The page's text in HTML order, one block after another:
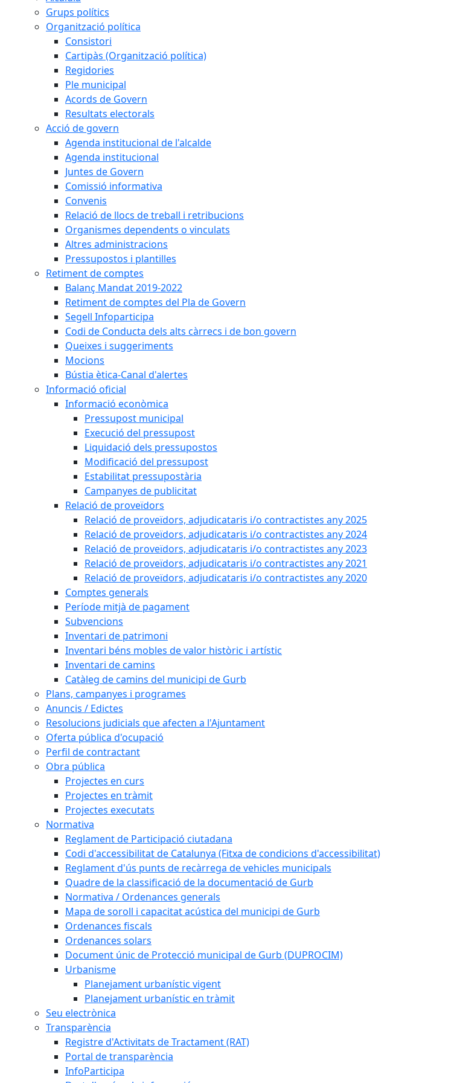
Grups polítics
Organització política
Consistori
Cartipàs (Organització política)
Regidories
Ple municipal
Acords de Govern
Resultats electorals
Acció de govern
Agenda institucional de l'alcalde
Agenda institucional
Juntes de Govern
Comissió informativa
Convenis
Relació de llocs de treball i retribucions
Organismes dependents o vinculats
Altres administracions
Pressupostos i plantilles
Retiment de comptes
Balanç Mandat 2019-2022
Retiment de comptes del Pla de Govern
Segell Infoparticipa
Codi de Conducta dels alts càrrecs i de bon govern
Queixes i suggeriments
Mocions
Bústia ètica-Canal d'alertes
Informació oficial
Informació econòmica
Pressupost municipal
Execució del pressupost
Liquidació dels pressupostos
Modificació del pressupost
Estabilitat pressupostària
Campanyes de publicitat
Relació de proveïdors
Relació de proveïdors, adjudicataris i/o contractistes any 2025
Relació de proveïdors, adjudicataris i/o contractistes any 2024
Relació de proveïdors, adjudicataris i/o contractistes any 2023
Relació de proveïdors, adjudicataris i/o contractistes any 2021
Relació de proveïdors, adjudicataris i/o contractistes any 2020
Comptes generals
Període mitjà de pagament
Subvencions
Inventari de patrimoni
Inventari béns mobles de valor històric i artístic
Inventari de camins
Catàleg de camins del municipi de Gurb
Plans, campanyes i programes
Anuncis / Edictes
Resolucions judicials que afecten a l'Ajuntament
Oferta pública d'ocupació
Perfil de contractant
Obra pública
Projectes en curs
Projectes en tràmit
Projectes executats
Normativa
Reglament de Participació ciutadana
Codi d'accessibilitat de Catalunya (Fitxa de condicions d'accessibilitat)
Reglament d'ús punts de recàrrega de vehicles municipals
Quadre de la classificació de la documentació de Gurb
Normativa / Ordenances generals
Mapa de soroll i capacitat acústica del municipi de Gurb
Ordenances fiscals
Ordenances solars
Document únic de Protecció municipal de Gurb (DUPROCIM)
Urbanisme
Planejament urbanístic vigent
Planejament urbanístic en tràmit
Seu electrònica
Transparència
Registre d'Activitats de Tractament (RAT)
Portal de transparència
InfoParticipa